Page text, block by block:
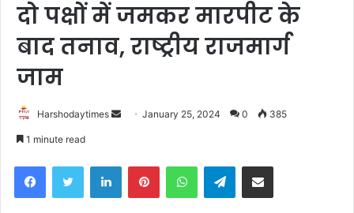
दो पक्षों में जमकर मारपीट के
बाद तनाव, राष्ट्रीय राजमार्ग
जाम
Harshodaytimes
SendJanuary 25, 2024 0 385
1 minute read
FacebookTwitter LinkedInPinterestWhatsAppTelegramShare via Email